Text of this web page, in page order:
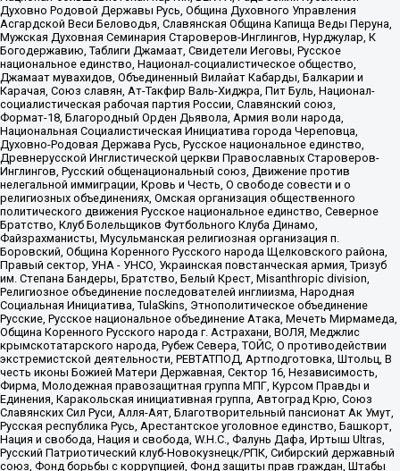
Духовно Родовой Державы Русь, Община Духовного Управления
Асгардской Веси Беловодья, Славянская Община Капища Веды Перуна,
Мужская Духовная Семинария Староверов-Инглингов, Нурджулар, К
Богодержавию, Таблиги Джамаат, Свидетели Иеговы, Русское
национальное единство, Национал-социалистическое общество,
Джамаат мувахидов, Объединенный Вилайат Кабарды, Балкарии и
Карачая, Союз славян, Ат-Такфир Валь-Хиджра, Пит Буль, Национал-
социалистическая рабочая партия России, Славянский союз,
Формат-18, Благородный Орден Дьявола, Армия воли народа,
Национальная Социалистическая Инициатива города Череповца,
Духовно-Родовая Держава Русь, Русское национальное единство,
Древнерусской Инглистической церкви Православных Староверов-
Инглингов, Русский общенациональный союз, Движение против
нелегальной иммиграции, Кровь и Честь, О свободе совести и о
религиозных объединениях, Омская организация общественного
политического движения Русское национальное единство, Северное
Братство, Клуб Болельщиков Футбольного Клуба Динамо,
Файзрахманисты, Мусульманская религиозная организация п.
Боровский, Община Коренного Русского народа Щелковского района,
Правый сектор, УНА - УНСО, Украинская повстанческая армия, Тризуб
им. Степана Бандеры, Братство, Белый Крест, Misanthropic division,
Религиозное объединение последователей инглиизма, Народная
Социальная Инициатива, TulaSkins, Этнополитическое объединение
Русские, Русское национальное объединение Атака, Мечеть Мирмамеда,
Община Коренного Русского народа г. Астрахани, ВОЛЯ, Меджлис
крымскотатарского народа, Рубеж Севера, ТОЙС, О противодействии
экстремистской деятельности, РЕВТАТПОД, Артподготовка, Штольц, В
честь иконы Божией Матери Державная, Сектор 16, Независимость,
Фирма, Молодежная правозащитная группа МПГ, Курсом Правды и
Единения, Каракольская инициативная группа, Автоград Крю, Союз
Славянских Сил Руси, Алля-Аят, Благотворительный пансионат Ак Умут,
Русская республика Русь, Арестантское уголовное единство, Башкорт,
Нация и свобода, Нация и свобода, W.H.С., Фалунь Дафа, Иртыш Ultras,
Русский Патриотический клуб-Новокузнецк/РПК, Сибирский державный
союз, Фонд борьбы с коррупцией, Фонд защиты прав граждан, Штабы